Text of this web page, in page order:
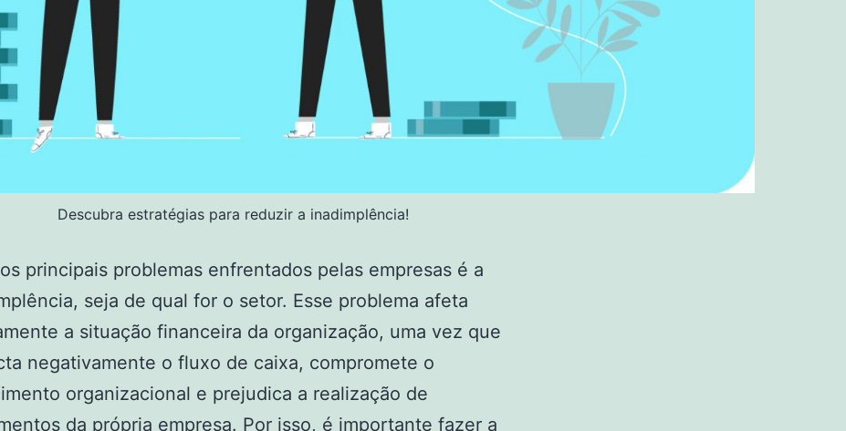
Descubra estratégias para reduzir a inadimplência!
principais problemas enfrentados pelas empresas é a
seja de qual for o setor. Esse problema afeta
a situação financeira da organização, uma vez que
negativamente o fluxo de caixa, compromete o
organizacional e prejudica a realização de
da própria empresa. Por isso, é importante fazer a